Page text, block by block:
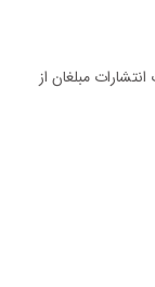
مبلغان از